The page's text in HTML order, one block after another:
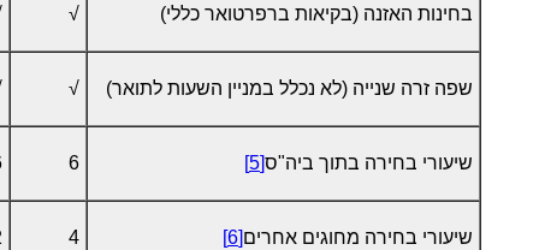
בחינות האזנה (בקיאות ברפרטואר כללי) √
שפה זרה שנייה (לא נכלל במניין השעות לתואר) √
שיעורי בחירה בתוך ביה"ס[5]
6
שיעורי בחירה מחוגים אחרים[6]
4